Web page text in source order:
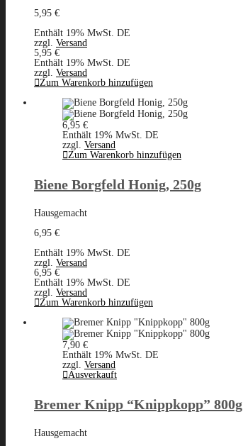
5,95 €
Enthält 19% MwSt. DE
zzgl. Versand
5,95 €
Enthält 19% MwSt. DE
zzgl. Versand
Zum Warenkorb hinzufügen
6,95 €
Enthält 19% MwSt. DE
zzgl. Versand
Zum Warenkorb hinzufügen
Biene Borgfeld Honig, 250g
Hausgemacht
6,95 €
Enthält 19% MwSt. DE
zzgl. Versand
6,95 €
Enthält 19% MwSt. DE
zzgl. Versand
Zum Warenkorb hinzufügen
7,90 €
Enthält 19% MwSt. DE
zzgl. Versand
Ausverkauft
Bremer Knipp “Knippkopp” 800g
Hausgemacht